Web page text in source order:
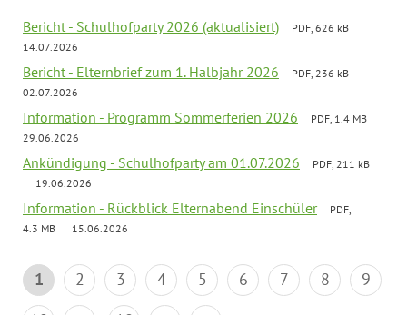
Bericht - Schulhofparty 2026 (aktualisiert)
PDF, 626 kB
14.07.2026
Bericht - Elternbrief zum 1. Halbjahr 2026
PDF, 236 kB
02.07.2026
Information - Programm Sommerferien 2026
PDF, 1.4 MB
29.06.2026
Ankündigung - Schulhofparty am 01.07.2026
PDF, 211 kB
19.06.2026
Information - Rückblick Elternabend Einschüler
PDF,
4.3 MB
15.06.2026
1 2 3 4 5 6 7 8
9